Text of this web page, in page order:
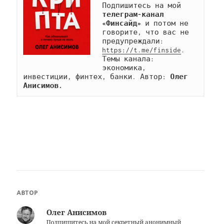
телеграм-канал
«Финсайд» и потом не
говорите, что вас не
https://t.me/finside.
Темы канала:
экономика,
инвестиции, финтех, банки. Автор: Олег
Анисимов.
АВТОР
Олег Анисимов
Подпишитесь на мой секретный анонимный